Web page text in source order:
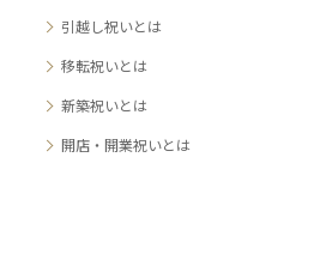
引越し祝いとは
移転祝いとは
新築祝いとは
開店・開業祝いとは